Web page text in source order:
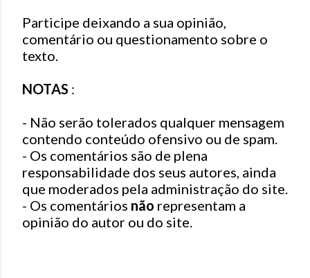
s
t
a
u
c
o
m
e
n
t
á
Participe deixando a sua opinião,
comentário ou questionamento sobre o
texto.
NOTAS :
- Não serão tolerados qualquer mensagem
contendo conteúdo ofensivo ou de spam.
- Os comentários são de plena
responsabilidade dos seus autores, ainda
que moderados pela administração do site.
- Os comentários não representam a
opinião do autor ou do site.